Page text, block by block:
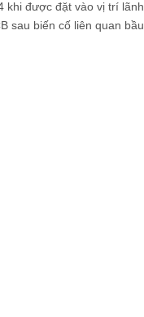
khi được đặt vào vị trí lãnh
sau biến cố liên quan bầu